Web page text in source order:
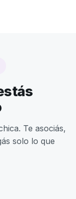
Te asociás,
solo lo que